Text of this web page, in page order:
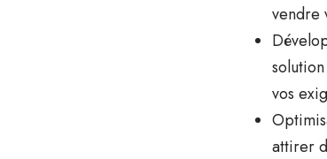
vendre
vos
attirer